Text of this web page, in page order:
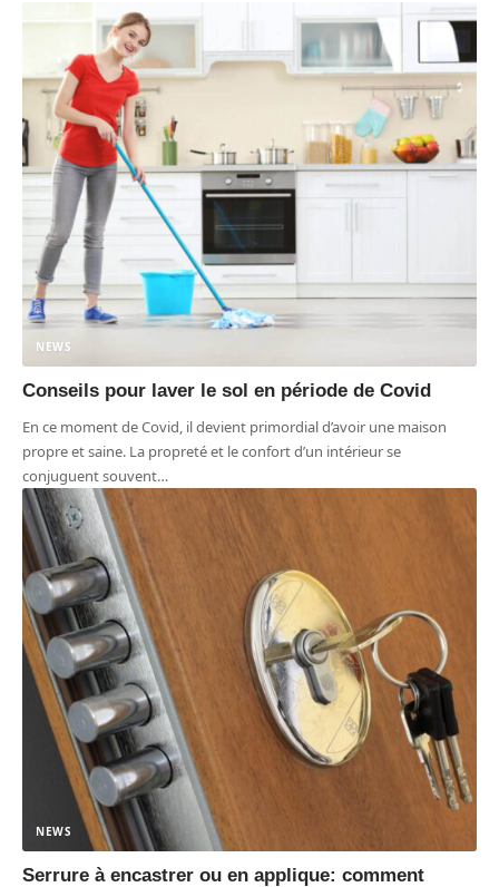
NEWS
Conseils pour laver le sol en période de Covid
En ce moment de Covid, il devient primordial d’avoir une maison
propre et saine. La propreté et le confort d’un intérieur se
conjuguent souvent…
NEWS
Serrure à encastrer ou en applique: comment